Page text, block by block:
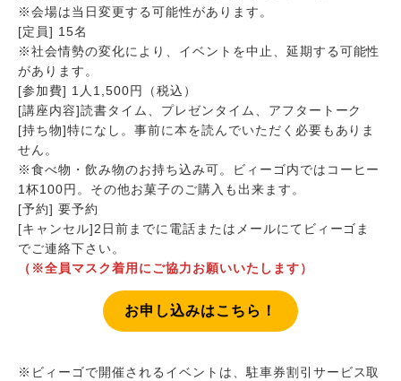
※会場は当日変更する可能性があります。
[定員] 15名
※社会情勢の変化により、イベントを中止、延期する可能性
があります。
[参加費] 1人1,500円（税込）
[講座内容]読書タイム、プレゼンタイム、アフタートーク
[持ち物]特になし。事前に本を読んでいただく必要もありま
せん。
※食べ物・飲み物のお持ち込み可。ビィーゴ内ではコーヒー
1杯100円。その他お菓子のご購入も出来ます。
[予約] 要予約
[キャンセル]2日前までに電話またはメールにてビィーゴま
でご連絡下さい。
（※全員マスク着用にご協力お願いいたします）
お申し込みはこちら！
※ビィーゴで開催されるイベントは、駐車券割引サービス取